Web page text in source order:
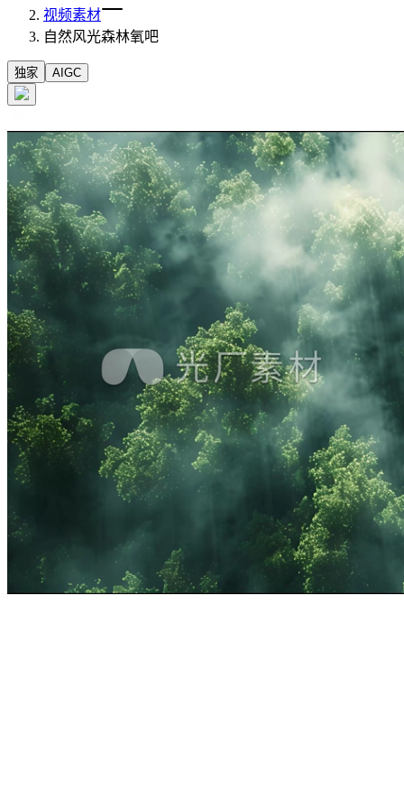
视频素材
自然风光森林氧吧
独家 AIGC